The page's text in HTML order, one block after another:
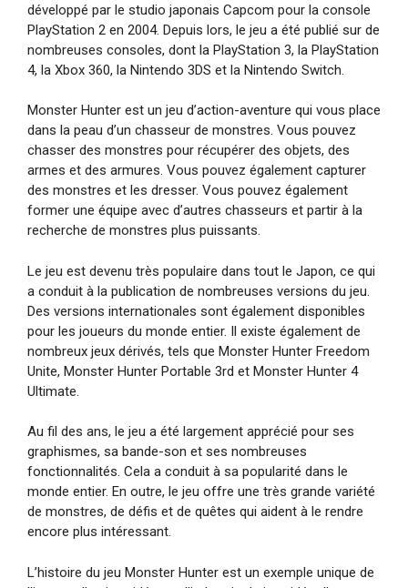
développé par le studio japonais Capcom pour la console
PlayStation 2 en 2004. Depuis lors, le jeu a été publié sur de
nombreuses consoles, dont la PlayStation 3, la PlayStation
4, la Xbox 360, la Nintendo 3DS et la Nintendo Switch.
Monster Hunter est un jeu d’action-aventure qui vous place
dans la peau d’un chasseur de monstres. Vous pouvez
chasser des monstres pour récupérer des objets, des
armes et des armures. Vous pouvez également capturer
des monstres et les dresser. Vous pouvez également
former une équipe avec d’autres chasseurs et partir à la
recherche de monstres plus puissants.
Le jeu est devenu très populaire dans tout le Japon, ce qui
a conduit à la publication de nombreuses versions du jeu.
Des versions internationales sont également disponibles
pour les joueurs du monde entier. Il existe également de
nombreux jeux dérivés, tels que Monster Hunter Freedom
Unite, Monster Hunter Portable 3rd et Monster Hunter 4
Ultimate.
Au fil des ans, le jeu a été largement apprécié pour ses
graphismes, sa bande-son et ses nombreuses
fonctionnalités. Cela a conduit à sa popularité dans le
monde entier. En outre, le jeu offre une très grande variété
de monstres, de défis et de quêtes qui aident à le rendre
encore plus intéressant.
L’histoire du jeu Monster Hunter est un exemple unique de